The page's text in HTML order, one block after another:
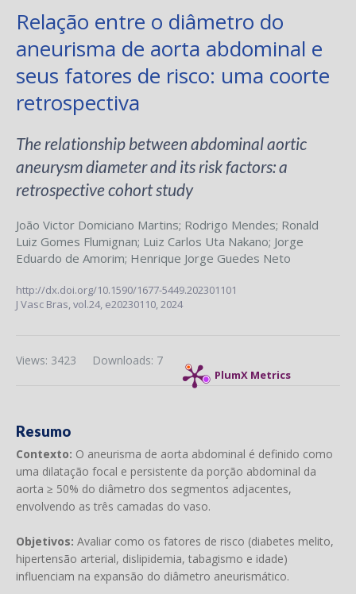
Relação entre o diâmetro do
aneurisma de aorta abdominal e
seus fatores de risco: uma coorte
retrospectiva
The relationship between abdominal aortic
aneurysm diameter and its risk factors: a
retrospective cohort study
João Victor Domiciano Martins; Rodrigo Mendes; Ronald
Luiz Gomes Flumignan; Luiz Carlos Uta Nakano; Jorge
Eduardo de Amorim; Henrique Jorge Guedes Neto
http://dx.doi.org/10.1590/1677-5449.202301101
J Vasc Bras,vol.24, e20230110, 2024
PlumX Metrics
Downloads: 7
Views: 3423
Resumo
Contexto: O aneurisma de aorta abdominal é definido como
uma dilatação focal e persistente da porção abdominal da
aorta ≥ 50% do diâmetro dos segmentos adjacentes,
envolvendo as três camadas do vaso.
Objetivos: Avaliar como os fatores de risco (diabetes melito,
hipertensão arterial, dislipidemia, tabagismo e idade)
influenciam na expansão do diâmetro aneurismático.